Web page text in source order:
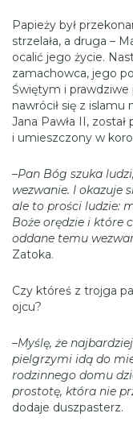
Papieży był
strzelała, a druga –
ocalić jego życie.
zamachowca, jego
Świętym i
nawrócił się z islamu
Jana Pawła II,
i umieszczony w
–Pan Bóg szuka
wezwanie. I okazuje
ale to prości ludzie:
Boże orędzie i które
oddane temu
Zatoka.
Czy któreś z trojga
ojcu?
–Myślę, że
pielgrzymi idą do
rodzinnego domu
prostotę, która nie
dodaje duszpasterz.